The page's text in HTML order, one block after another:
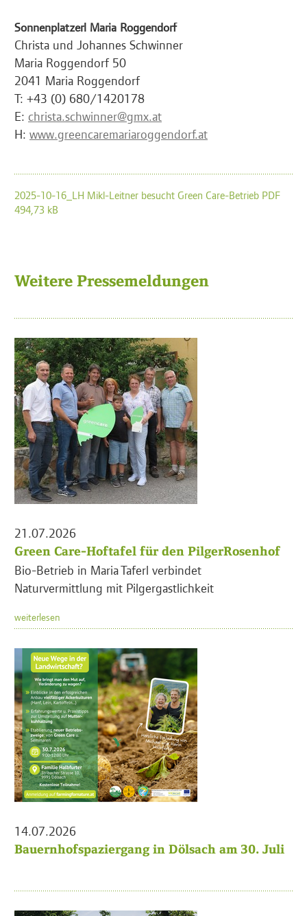
Sonnenplatzerl Maria Roggendorf
Christa und Johannes Schwinner
Maria Roggendorf 50
2041 Maria Roggendorf
T: +43 (0) 680/1420178
E: christa.schwinner@gmx.at
H: www.greencaremariaroggendorf.at
2025-10-16_LH Mikl-Leitner besucht Green Care-Betrieb PDF
494,73 kB
Weitere Pressemeldungen
21.07.2026
Green Care-Hoftafel für den PilgerRosenhof
Bio-Betrieb in Maria Taferl verbindet
Naturvermittlung mit Pilgergastlichkeit
weiterlesen
14.07.2026
Bauernhofspaziergang in Dölsach am 30. Juli